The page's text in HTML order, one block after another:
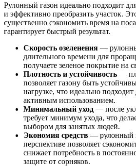
Рулонный газон идеально подходит
и эффективно преобразить участок.
существенно сэкономить время на
гарантирует быстрый результат.
Скорость озеленения —
длительного времени для
получаете зеленое покрытие на
Плотность и устойчивость —
позволяет газону быть
нагрузке, что идеально подходит
активным использованием.
Минимальный уход — после
требует минимум ухода, что
выбором для занятых людей.
Экономия средств — рулонный
перспективе позволяет
снижает потребность в
защите от сорняков.